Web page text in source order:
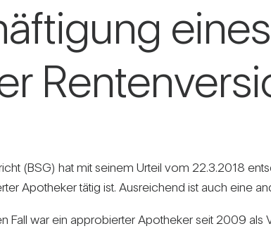
(BSG) hat mit seinem Urteil vom 22.3.2018
Apo­theker tätig ist. Aus­rei­chend ist auch eine
Fall war ein appro­bierter Apo­theker seit 2009